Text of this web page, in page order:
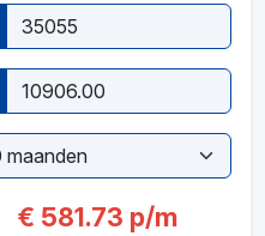
€ 581.73 p/m